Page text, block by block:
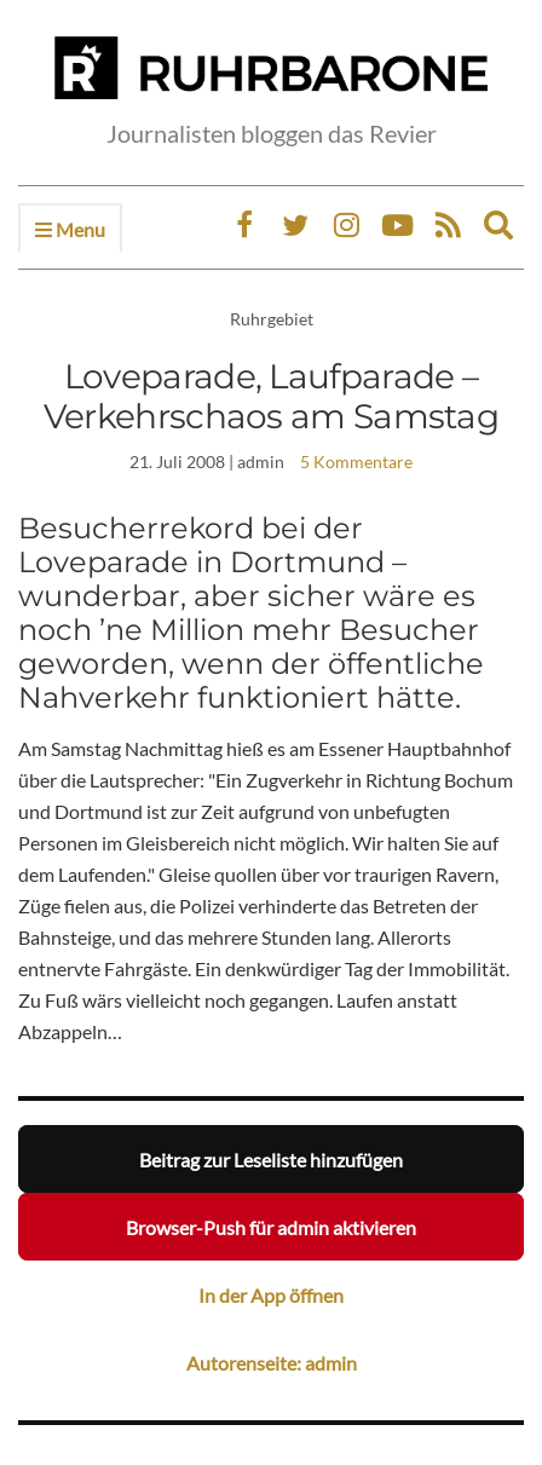
Journalisten bloggen das Revier
Menu
Ruhrgebiet
Loveparade, Laufparade –
Verkehrschaos am Samstag
21. Juli 2008 | admin 5 Kommentare
Besucherrekord bei der
Loveparade in Dortmund –
wunderbar, aber sicher wäre es
noch ’ne Million mehr Besucher
geworden, wenn der öffentliche
Nahverkehr funktioniert hätte.
Am Samstag Nachmittag hieß es am Essener Hauptbahnhof
über die Lautsprecher: "Ein Zugverkehr in Richtung Bochum
und Dortmund ist zur Zeit aufgrund von unbefugten
Personen im Gleisbereich nicht möglich. Wir halten Sie auf
dem Laufenden." Gleise quollen über vor traurigen Ravern,
Züge fielen aus, die Polizei verhinderte das Betreten der
Bahnsteige, und das mehrere Stunden lang. Allerorts
entnervte Fahrgäste. Ein denkwürdiger Tag der Immobilität.
Zu Fuß wärs vielleicht noch gegangen. Laufen anstatt
Abzappeln…
Beitrag zur Leseliste hinzufügen
Browser-Push für admin aktivieren
In der App öffnen
Autorenseite: admin